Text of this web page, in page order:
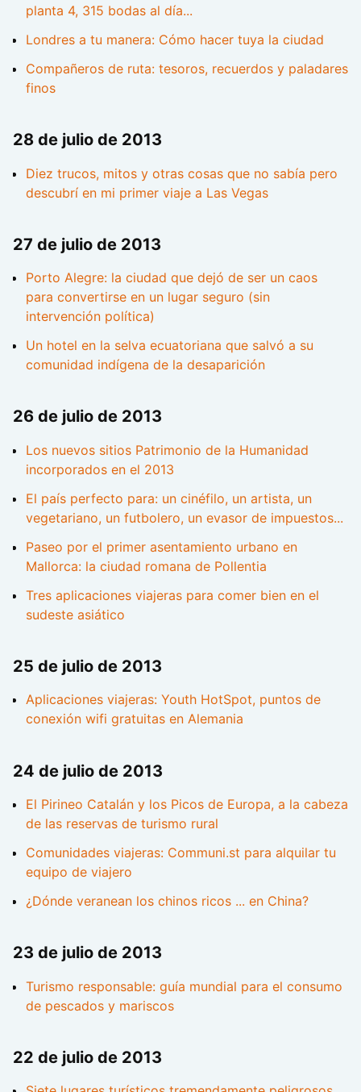
planta 4, 315 bodas al día...
Londres a tu manera: Cómo hacer tuya la ciudad
Compañeros de ruta: tesoros, recuerdos y paladares
finos
28 de julio de 2013
Diez trucos, mitos y otras cosas que no sabía pero
descubrí en mi primer viaje a Las Vegas
27 de julio de 2013
Porto Alegre: la ciudad que dejó de ser un caos
para convertirse en un lugar seguro (sin
intervención política)
Un hotel en la selva ecuatoriana que salvó a su
comunidad indígena de la desaparición
26 de julio de 2013
Los nuevos sitios Patrimonio de la Humanidad
incorporados en el 2013
El país perfecto para: un cinéfilo, un artista, un
vegetariano, un futbolero, un evasor de impuestos...
Paseo por el primer asentamiento urbano en
Mallorca: la ciudad romana de Pollentia
Tres aplicaciones viajeras para comer bien en el
sudeste asiático
25 de julio de 2013
Aplicaciones viajeras: Youth HotSpot, puntos de
conexión wifi gratuitas en Alemania
24 de julio de 2013
El Pirineo Catalán y los Picos de Europa, a la cabeza
de las reservas de turismo rural
Comunidades viajeras: Communi.st para alquilar tu
equipo de viajero
¿Dónde veranean los chinos ricos ... en China?
23 de julio de 2013
Turismo responsable: guía mundial para el consumo
de pescados y mariscos
22 de julio de 2013